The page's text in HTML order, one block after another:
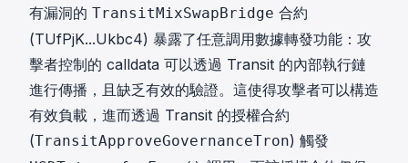
有漏洞的 TransitMixSwapBridge 合約
(TUfPjK...Ukbc4) 暴露了任意調用數據轉發功能：攻
擊者控制的 calldata 可以透過 Transit 的內部執行鏈
進行傳播，且缺乏有效的驗證。這使得攻擊者可以構造
有效負載，進而透過 Transit 的授權合約
(TransitApproveGovernanceTron) 觸發